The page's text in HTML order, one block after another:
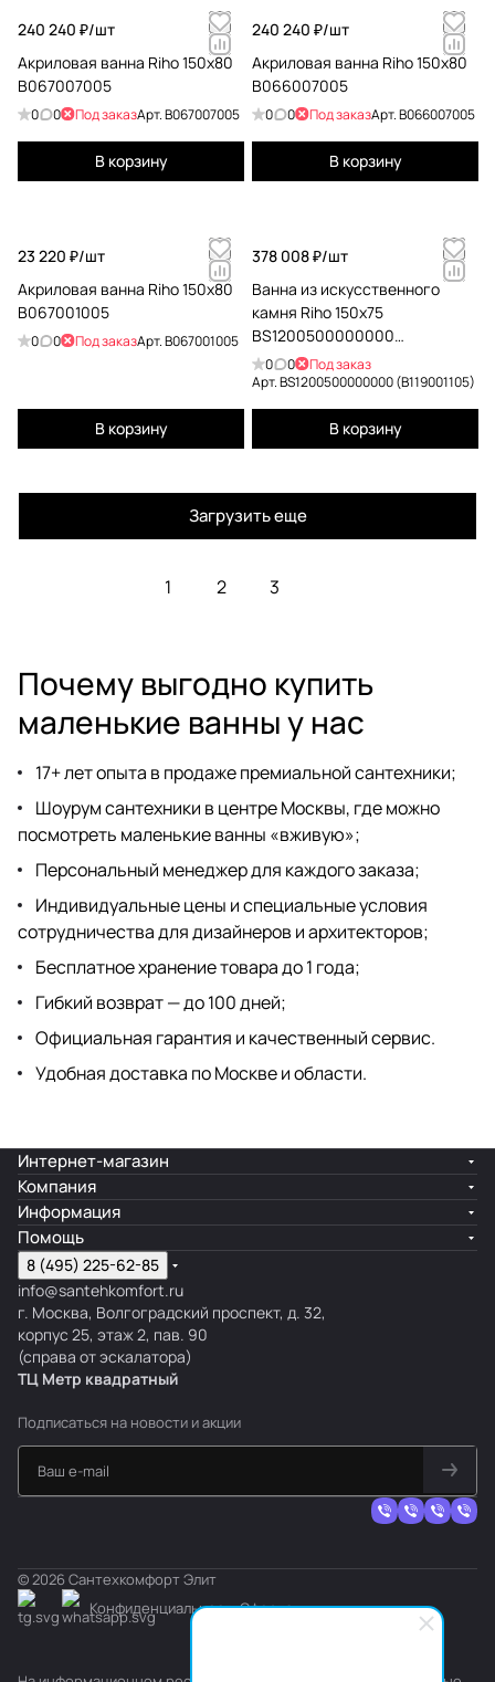
240 240 ₽/шт
Акриловая ванна Riho 150x80
B067007005
0 0 Под заказАрт.B067007005
В корзину
240 240 ₽/шт
Акриловая ванна Riho 150x80
B066007005
0 0 Под заказАрт.B066007005
В корзину
23 220 ₽/шт
Акриловая ванна Riho 150x80
B067001005
0 0 Под заказАрт.B067001005
В корзину
378 008 ₽/шт
Ванна из искусственного
камня Riho 150x75
BS1200500000000
(B119001105)
0 0
Под заказ
Арт.BS1200500000000 (B119001105)
В корзину
Загрузить еще
1 2 3
Почему выгодно купить
маленькие ванны у нас
17+ лет опыта в продаже премиальной сантехники;
Шоурум сантехники в центре Москвы, где можно
посмотреть маленькие ванны «вживую»;
Персональный менеджер для каждого заказа;
Индивидуальные цены и специальные условия
сотрудничества для дизайнеров и архитекторов;
Бесплатное хранение товара до 1 года;
Гибкий возврат — до 100 дней;
Официальная гарантия и качественный сервис.
Удобная доставка по Москве и области.
Интернет-магазин
Компания
Информация
Помощь
8 (495) 225-62-85
info@santehkomfort.ru
г. Москва, Волгоградский проспект, д. 32,
корпус 25, этаж 2, пав. 90
(справа от эскалатора)
ТЦ Метр квадратный
Подписаться на новости и акции
© 2026 Сантехкомфорт Элит
КонфиденциальностьОферта